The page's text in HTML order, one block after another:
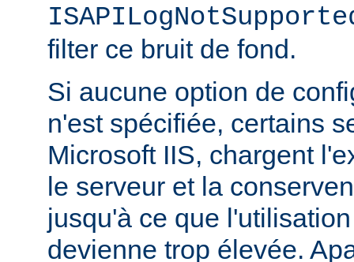
filter ce bruit de fond.
Si aucune option de
n'est spécifiée, certains
Microsoft IIS, chargent
le serveur et la
jusqu'à ce que
devienne trop élevée.